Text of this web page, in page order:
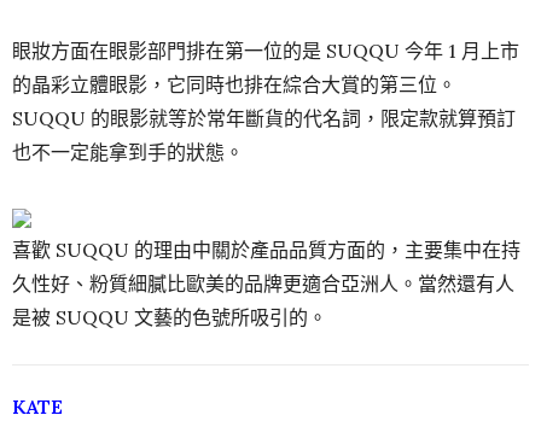
眼妝方面在眼影部門排在第一位的是 SUQQU 今年 1 月上市
的晶彩立體眼影，它同時也排在綜合大賞的第三位。
SUQQU 的眼影就等於常年斷貨的代名詞，限定款就算預訂
也不一定能拿到手的狀態。
喜歡 SUQQU 的理由中關於產品品質方面的，主要集中在持
久性好、粉質細膩比歐美的品牌更適合亞洲人。當然還有人
是被 SUQQU 文藝的色號所吸引的。
KATE